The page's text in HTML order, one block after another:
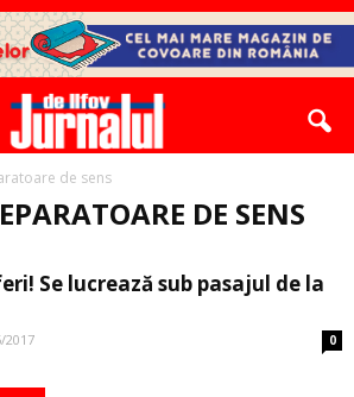
de sens
DE SENS
Se lucrează sub pasajul de la
2017 0